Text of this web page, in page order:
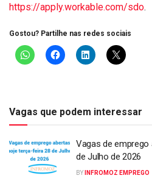
https://apply.workable.com/sdo.
Gostou? Partilhe nas redes sociais
Vagas que podem interessar
Vagas de
de Julho de 2026
BY INFROMOZ EMPREGO